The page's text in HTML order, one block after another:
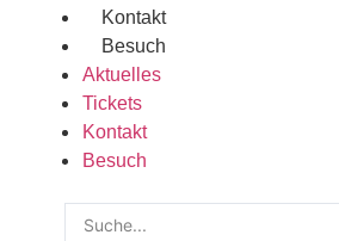
Kontakt
Besuch
Aktuelles
Tickets
Kontakt
Besuch
Search